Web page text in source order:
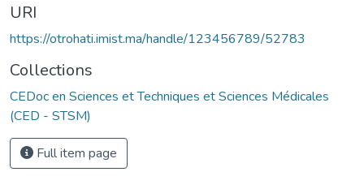
URI
https://otrohati.imist.ma/handle/123456789/52783
Collections
CEDoc en Sciences et Techniques et Sciences Médicales
(CED - STSM)
Full item page